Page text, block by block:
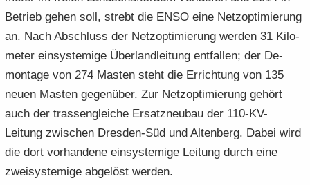
Be­trieb gehen soll, strebt die ENSO eine Netz­op­ti­mie­rung
an. Nach Ab­schluss der Netz­op­ti­mie­rung wer­den 31 Ki­lo­
me­ter ein­sys­te­mi­ge Über­land­lei­tung ent­fal­len; der De­
mon­ta­ge von 274 Mas­ten steht die Er­rich­tung von 135
neuen Mas­ten ge­gen­über. Zur Netz­op­ti­mie­rung ge­hört
auch der tras­sen­glei­che Er­satz­neu­bau der 110-​KV-
Leitung zwi­schen Dresden-​Süd und Al­ten­berg. Dabei wird
die dort vor­han­de­ne ein­sys­te­mi­ge Lei­tung durch eine
zwei­sys­te­mi­ge ab­ge­löst wer­den.